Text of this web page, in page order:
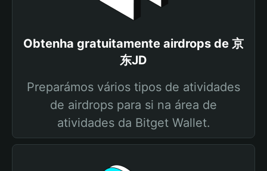
Obtenha gratuitamente airdrops de 京
东JD
Preparámos vários tipos de atividades
de airdrops para si na área de
atividades da Bitget Wallet.